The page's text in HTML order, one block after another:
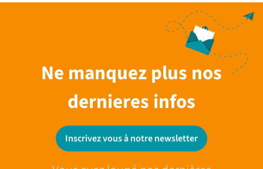
Ne manquez plus nos
dernieres infos
Inscrivez vous à notre newsletter